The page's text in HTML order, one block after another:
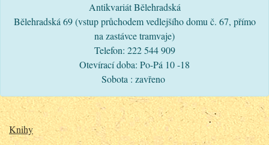
Antikvariát Bělehradská
Bělehradská 69 (vstup průchodem vedlejšího domu č. 67, přímo
na zastávce tramvaje)
Telefon: 222 544 909
Otevírací doba: Po-Pá 10 -18
Sobota : zavřeno
Knihy